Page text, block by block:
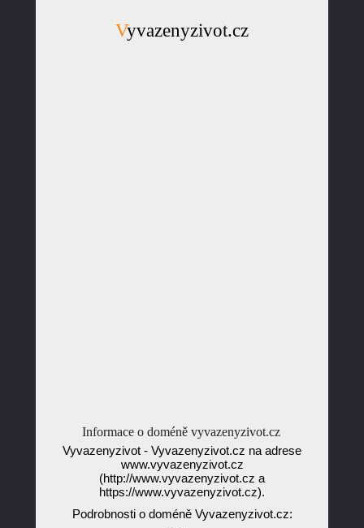
Vyvazenyzivot.cz
Informace o doméně vyvazenyzivot.cz
Vyvazenyzivot - Vyvazenyzivot.cz na adrese
www.vyvazenyzivot.cz
(http://www.vyvazenyzivot.cz a
https://www.vyvazenyzivot.cz).
Podrobnosti o doméně Vyvazenyzivot.cz: